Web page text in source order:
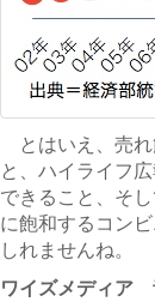
とはいえ、売れ
と、ハイライフ
できること、そ
に飽和するコン
しれませんね。
ワイズメディア